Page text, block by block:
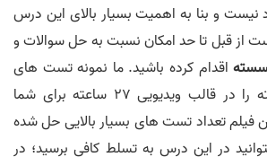
نیست و بنا به اهمیت بسیار بالای این درس
از قبل تا حد امکان نسبت به حل سوالات و
اقدام کرده باشید. ما نمونه تست های
درس ریاضیات گسسته را در قالب ویدیویی 27 ساعته برای شما
فیلم تعداد تست های بسیار بالایی حل شده
در این درس به تسلط کافی برسید؛ در